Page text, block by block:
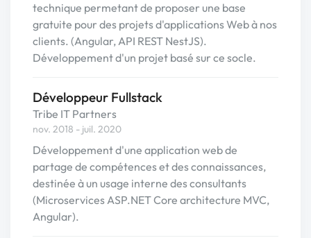
technique permetant de proposer une base
gratuite pour des projets d'applications Web à nos
clients. (Angular, API REST NestJS).
Développement d'un projet basé sur ce socle.
Développeur Fullstack
Tribe IT Partners
nov. 2018 - juil. 2020
Développement d'une application web de
partage de compétences et des connaissances,
destinée à un usage interne des consultants
(Microservices ASP.NET Core architecture MVC,
Angular).